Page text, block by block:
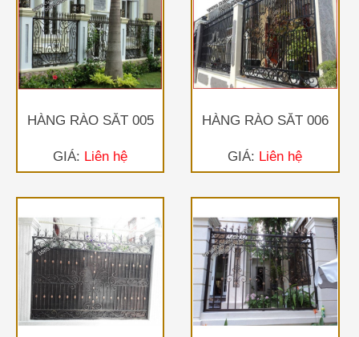
HÀNG RÀO SẮT 005
GIÁ: Liên hệ
HÀNG RÀO SẮT 006
GIÁ: Liên hệ